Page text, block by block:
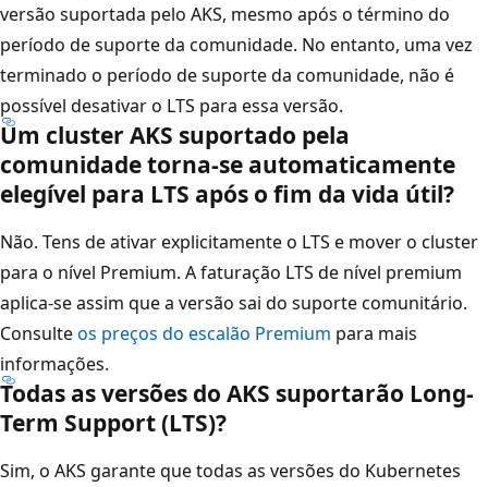
versão suportada pelo AKS, mesmo após o término do
período de suporte da comunidade. No entanto, uma vez
terminado o período de suporte da comunidade, não é
possível desativar o LTS para essa versão.
Um cluster AKS suportado pela
comunidade torna-se automaticamente
elegível para LTS após o fim da vida útil?
Não. Tens de ativar explicitamente o LTS e mover o cluster
para o nível Premium. A faturação LTS de nível premium
aplica-se assim que a versão sai do suporte comunitário.
Consulteos preços do escalão Premium para mais
informações.
Todas as versões do AKS suportarão Long-
Term Support (LTS)?
Sim, o AKS garante que todas as versões do Kubernetes